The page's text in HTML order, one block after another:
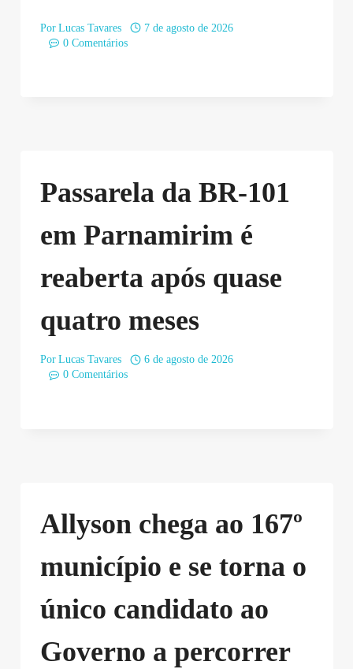
Por Lucas Tavares
7 de agosto de 2026
0 Comentários
Passarela da BR-101
em Parnamirim é
reaberta após quase
quatro meses
Por Lucas Tavares
6 de agosto de 2026
0 Comentários
Allyson chega ao 167º
município e se torna o
único candidato ao
Governo a percorrer